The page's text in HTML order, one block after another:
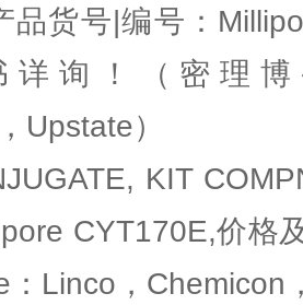
品货号|编号：
询！（密理博-
Upstate）
KIT
CYT170E,价格
：Linco，Chemicon